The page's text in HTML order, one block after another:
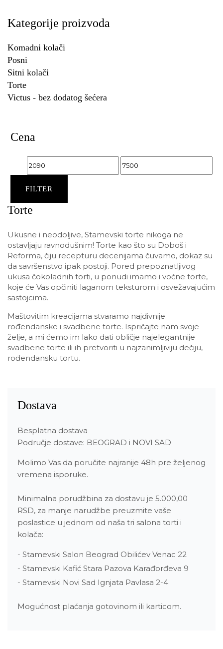
Kategorije proizvoda
Komadni kolači
Posni
Sitni kolači
Torte
Victus - bez dodatog šećera
Cena
Minimalna
Maksimalna
FILTER
Torte
Ukusne i neodoljive, Stamevski torte nikoga ne
ostavljaju ravnodušnim! Torte kao što su Doboš i
Reforma, čiju recepturu decenijama čuvamo, dokaz su
da savršenstvo ipak postoji. Pored prepoznatljivog
ukusa čokoladnih torti, u ponudi imamo i voćne torte,
koje će Vas opčiniti laganom teksturom i osvežavajućim
sastojcima.
Maštovitim kreacijama stvaramo najdivnije
rođendanske i svadbene torte. Ispričajte nam svoje
želje, a mi ćemo im lako dati obličje najelegantnije
svadbene torte ili ih pretvoriti u najzanimljiviju dečiju,
rođendansku tortu.
Dostava
Besplatna dostava
Područje dostave: BEOGRAD i NOVI SAD
Molimo Vas da poručite najranije 48h pre željenog
vremena isporuke.
Minimalna porudžbina za dostavu je 5.000,00
RSD, za manje narudžbe preuzmite vaše
poslastice u jednom od naša tri salona torti i
kolača:
- Stamevski Salon Beograd Obilićev Venac 22
- Stamevski Kafić Stara Pazova Karađorđeva 9
- Stamevski Novi Sad Ignjata Pavlasa 2-4
Mogućnost plaćanja gotovinom ili karticom.